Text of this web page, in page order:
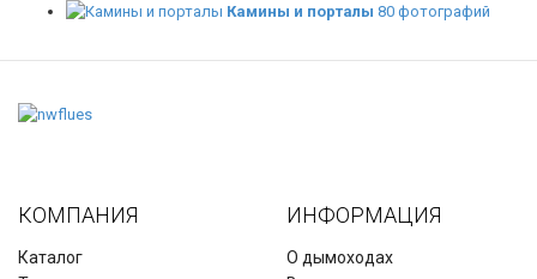
Камины и порталы 80 фотографий
КОМПАНИЯ
Каталог
ИНФОРМАЦИЯ
О дымоходах